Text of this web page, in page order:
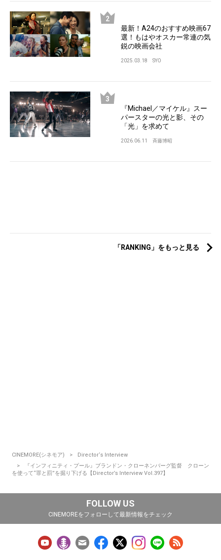
最新！A24のおすすめ映画67
選！もはやオスカー常連の気
鋭の映画会社
2025.03.18 SYO
『Michael／マイケル』スー
パースターの光と影、その
「光」を求めて
2026.06.11 斉藤博昭
「RANKING」をもっと見る
CINEMORE(シネモア)
Director‘s Interview
『インフィニティ・プール』ブランドン・クローネンバーグ監督 クローン
を使って“罪と罰”を掘り下げる【Director’s Interview Vol.397】
FOLLOW US
CINEMOREをフォローして最新情報をチェック